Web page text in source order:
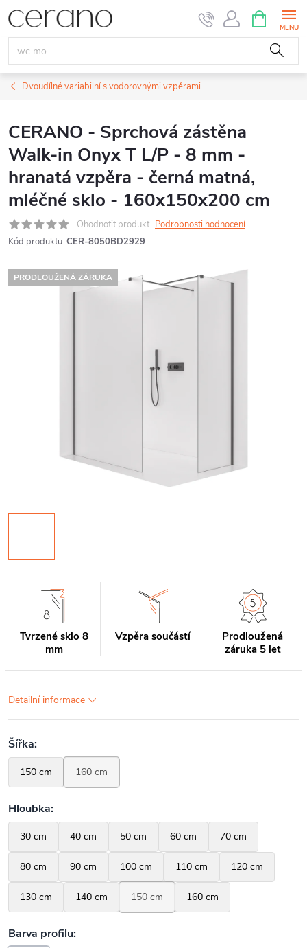
Přejít
na
obsah
NÁKUPNÍ
KOŠÍK
Dvoudílné variabilní s vodorovnými vzpěrami
CERANO - Sprchová zástěna
Walk-in Onyx T L/P - 8 mm -
hranatá vzpěra - černá matná,
mléčné sklo - 160x150x200 cm
Ohodnotit produkt Podrobnosti hodnocení
Kód produktu: CER-8050BD2929
PRODLOUŽENÁ ZÁRUKA
Tvrzené sklo 8
mm
Vzpěra součástí
Prodloužená
záruka 5 let
Detailní informace